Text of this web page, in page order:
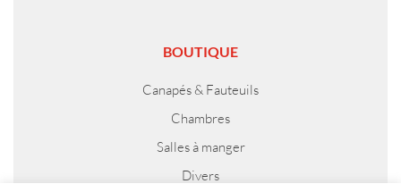
BOUTIQUE
Canapés & Fauteuils
Chambres
Salles à manger
Divers